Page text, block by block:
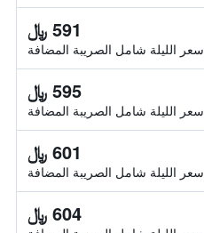
591 ﷼
سعر الليلة شامل الصريبة المضافة
595 ﷼
سعر الليلة شامل الصريبة المضافة
601 ﷼
سعر الليلة شامل الصريبة المضافة
604 ﷼